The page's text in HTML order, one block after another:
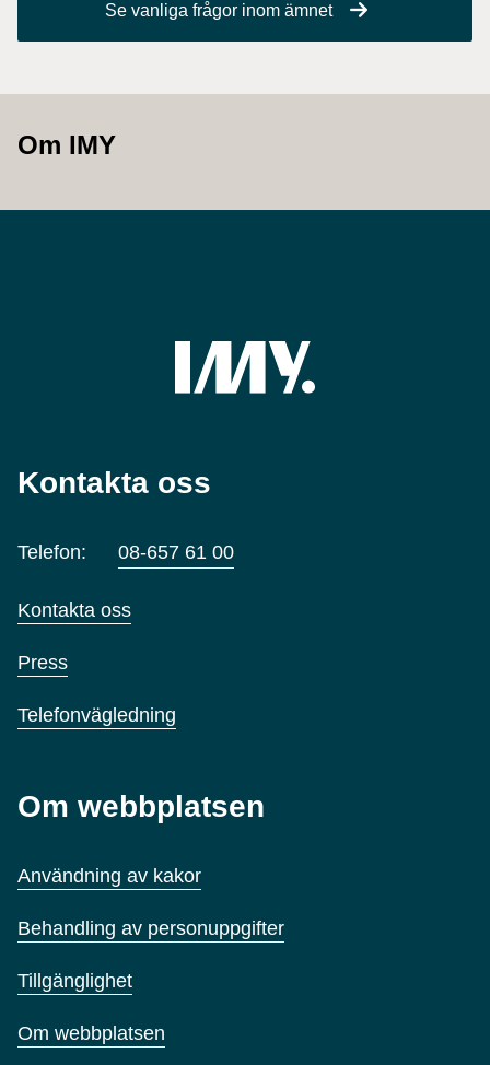
Se vanliga frågor inom ämnet
Om IMY
Kontakta oss
Telefon: 08-657 61 00
Kontakta oss
Press
Telefonvägledning
Om webbplatsen
Användning av kakor
Behandling av personuppgifter
Tillgänglighet
Om webbplatsen